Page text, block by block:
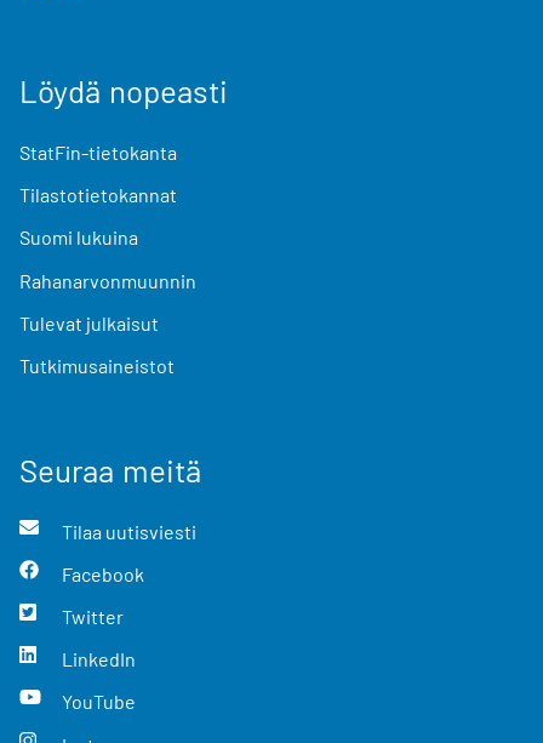
Löydä nopeasti
StatFin-tietokanta
Tilastotietokannat
Suomi lukuina
Rahanarvonmuunnin
Tulevat julkaisut
Tutkimusaineistot
Seuraa meitä
Tilaa uutisviesti
Facebook
Twitter
LinkedIn
YouTube